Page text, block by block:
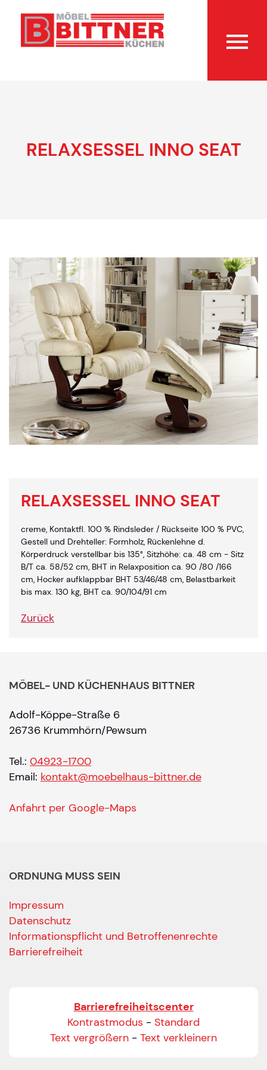
RELAXSESSEL INNO SEAT
RELAXSESSEL INNO SEAT
creme, Kontaktfl. 100 % Rindsleder / Rückseite 100 % PVC,
Gestell und Drehteller: Formholz, Rückenlehne d.
Körperdruck verstellbar bis 135°, Sitzhöhe: ca. 48 cm - Sitz
B/T ca. 58/52 cm, BHT in Relaxposition ca. 90 /80 /166
cm, Hocker aufklappbar BHT 53/46/48 cm, Belastbarkeit
bis max. 130 kg, BHT ca. 90/104/91 cm
Zurück
MÖBEL- UND KÜCHENHAUS BITTNER
Adolf-Köppe-Straße 6
26736 Krummhörn/Pewsum
Tel.: 04923-1700
Email: kontakt@moebelhaus-bittner.de
Anfahrt per Google-Maps
ORDNUNG MUSS SEIN
Impressum
Datenschutz
Informationspflicht und Betroffenenrechte
Barrierefreiheit
Barrierefreiheitscenter
Kontrastmodus - Standard
Text vergrößern - Text verkleinern